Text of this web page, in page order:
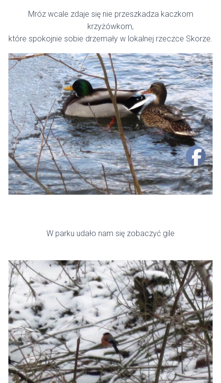
Mróz wcale zdaje się nie przeszkadza kaczkom
krzyżówkom,
które spokojnie sobie drzemały w lokalnej rzeczce Skorze.
W parku udało nam się zobaczyć gile